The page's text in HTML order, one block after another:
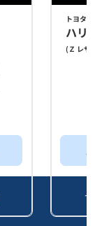
トヨタ
ハリア
( Ｚ レザー
ス
セ